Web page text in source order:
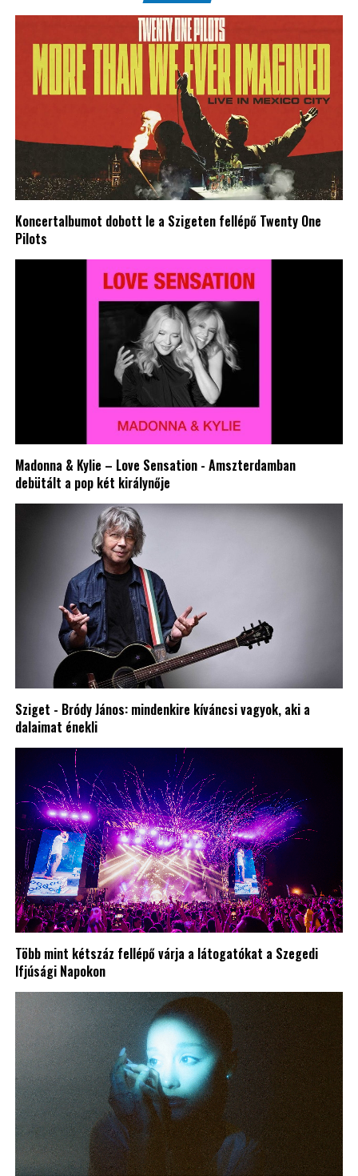
Koncertalbumot dobott le a Szigeten fellépő Twenty One
Pilots
Madonna & Kylie – Love Sensation - Amszterdamban
debütált a pop két királynője
Sziget - Bródy János: mindenkire kíváncsi vagyok, aki a
dalaimat énekli
Több mint kétszáz fellépő várja a látogatókat a Szegedi
Ifjúsági Napokon